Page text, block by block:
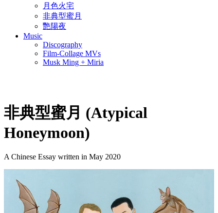
月色火宅
非典型蜜月
艷陽夜
Music
Discography
Film-Collage MVs
Musk Ming + Miria
非典型蜜月 (Atypical
Honeymoon)
A Chinese Essay written in May 2020